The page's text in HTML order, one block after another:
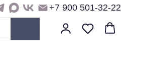
+7 900 501-32-22